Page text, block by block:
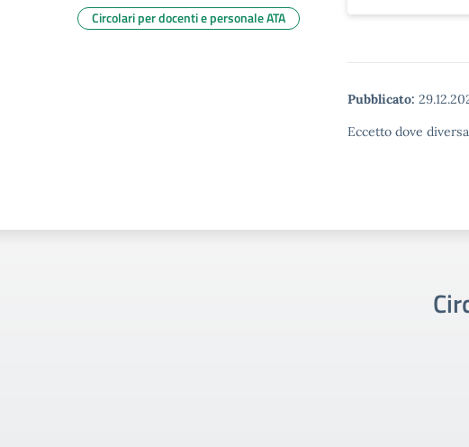
Pubblicato:
Eccetto dove
Circolari per docenti e personale ATA